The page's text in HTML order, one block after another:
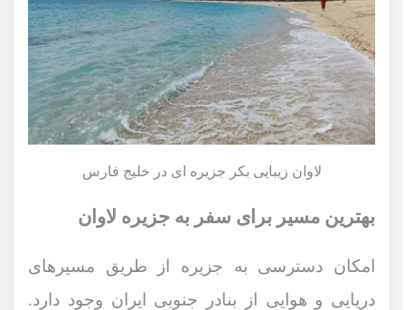
لاوان زیبایی بکر جزیره‌ ای در خلیج فارس
بهترین مسیر برای سفر به جزیره لاوان
امکان دسترسی به جزیره از طریق مسیرهای
دریایی و هوایی از بنادر جنوبی ایران وجود دارد.